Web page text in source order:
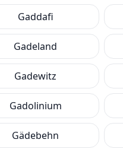
Gaddafi
Gadeland
Gadewitz
Gadolinium
Gädebehn